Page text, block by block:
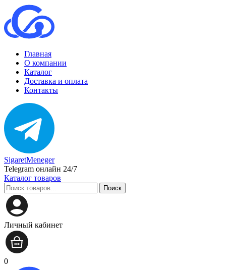
Главная
О компании
Каталог
Доставка и оплата
Контакты
SigaretMeneger
Telegram онлайн 24/7
Каталог товаров
Поиск
Личный кабинет
0